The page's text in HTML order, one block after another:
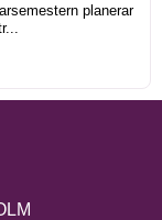
planerar